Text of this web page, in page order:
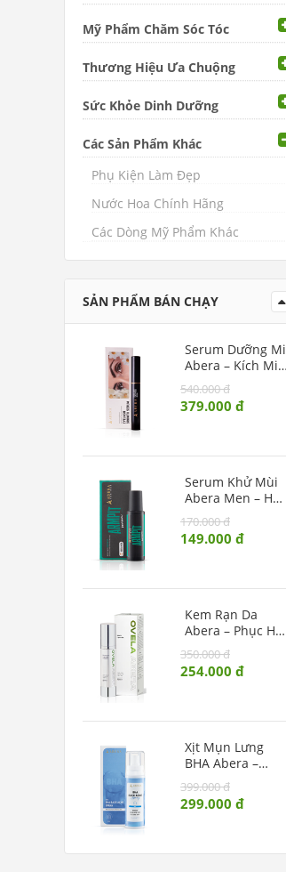
Mỹ Phẩm Chăm Sóc Tóc
Thương Hiệu Ưa Chuộng
Sức Khỏe Dinh Dưỡng
Các Sản Phẩm Khác
Phụ Kiện Làm Đẹp
Nước Hoa Chính Hãng
Các Dòng Mỹ Phẩm Khác
SẢN PHẨM BÁN CHẠY
Serum Dưỡng Mi
Abera – Kích Mi
Mọc Dài, Chắc
Khỏe, Ngăn Rụng
Mi
540.000 đ
379.000 đ
Serum Khử Mùi
Abera Men – Hạn
Chế Mùi Mồ Hôi
Vùng Nách,
Dưỡng Sáng Da
170.000 đ
149.000 đ
Kem Rạn Da
Abera – Phục Hồi
Da Rạn, Dưỡng
Ẩm Và Ngăn
Ngừa Rạn Mới
350.000 đ
254.000 đ
Xịt Mụn Lưng
BHA Abera –
Giảm Mụn, Sạch
Lỗ Chân Lông,
Dưỡng Da Mịn
399.000 đ
299.000 đ